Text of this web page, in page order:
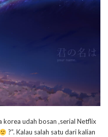
korea udah bosan ,serial Netflix
?”. Kalau salah satu dari kalian